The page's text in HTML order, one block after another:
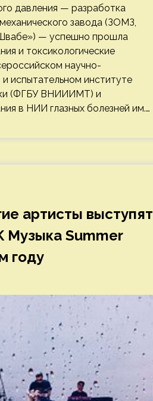
давления — разработка
завода (ЗОМЗ,
— успешно прошла
и токсикологические
научно-
испытательном институте
(ФГБУ ВНИИИМТ) и
в НИИ глазных болезней им.…
артисты выступят
Музыка Summer
году